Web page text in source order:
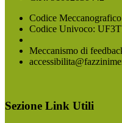
Codice
Codice Univoco:
Meccanismo di
Sezione Link Utili